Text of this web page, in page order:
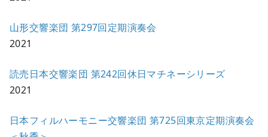
山形交響楽団 第297回定期演奏会
2021
読売日本交響楽団 第242回休日マチネーシリーズ
2021
日本フィルハーモニー交響楽団 第725回東京定期演奏会